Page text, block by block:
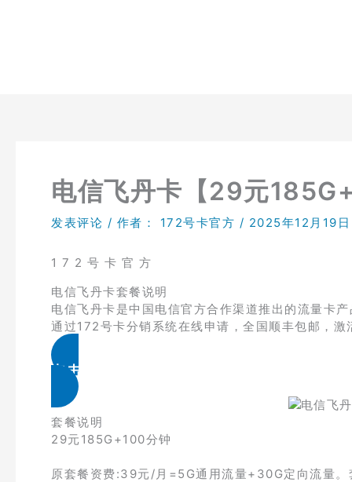
电信飞丹卡【29元
发表评论 / 作者： 172号卡官方 / 2025年12月19日
1 7 2 号 卡 官 方
电信飞丹卡套餐说明
电信飞丹卡是中国电信官方合作渠道推出的流量卡
通过172号卡分销系统在线申请，全国顺丰包邮，激
点击免费领取
套餐说明
29元185G+100分钟
原套餐资费:39元/月=5G通用流量+30G定向流量